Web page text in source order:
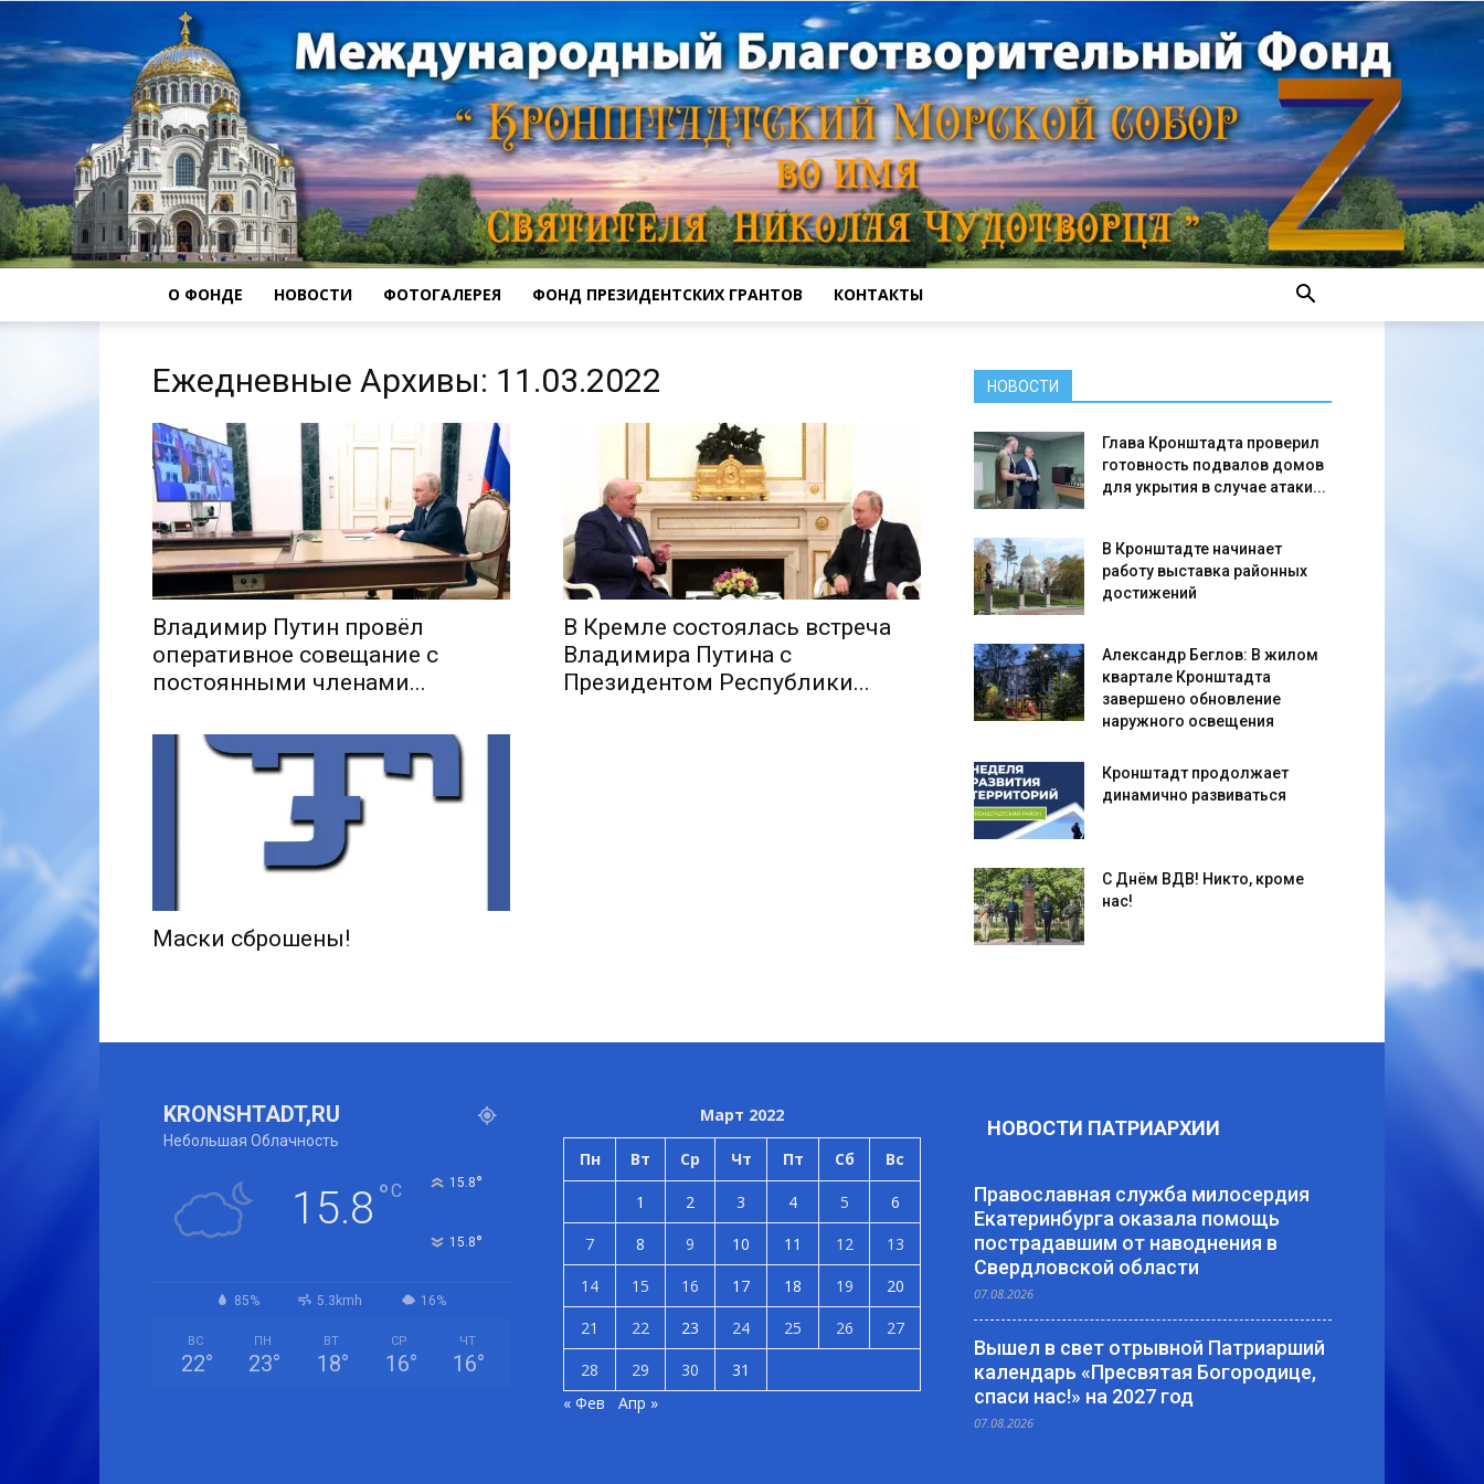
Морской
собор
О ФОНДЕ НОВОСТИ ФОТОГАЛЕРЕЯ ФОНД ПРЕЗИДЕНТСКИХ ГРАНТОВ КОНТАКТЫ
Ежедневные Архивы: 11.03.2022
Владимир Путин провёл
оперативное совещание с
постоянными членами...
В Кремле состоялась встреча
Владимира Путина с
Президентом Республики...
Маски сброшены!
НОВОСТИ
Глава Кронштадта проверил
готовность подвалов домов
для укрытия в случае атаки...
В Кронштадте начинает
работу выставка районных
достижений
Александр Беглов: В жилом
квартале Кронштадта
завершено обновление
наружного освещения
Кронштадт продолжает
динамично развиваться
С Днём ВДВ! Никто, кроме
нас!
KRONSHTADT,RU
Небольшая Облачность
15.8 °C 15.8°
15.8°
85% 5.3kmh 16%
ВС
22°
ПН
23°
ВТ
18°
СР
16°
ЧТ
16°
Март 2022
Пн Вт Ср Чт Пт Сб Вс
1 2 3 4 5
6
7
8 9 10 11 12
13
14
15 16 17 18 19
20
21
22 23 24 25 26
27
28
29 30
31
« Фев
Апр »
НОВОСТИ ПАТРИАРХИИ
Православная служба милосердия
Екатеринбурга оказала помощь
пострадавшим от наводнения в
Свердловской области
07.08.2026
Вышел в свет отрывной Патриарший
календарь «Пресвятая Богородице,
спаси нас!» на 2027 год
07.08.2026